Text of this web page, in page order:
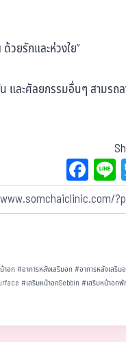
วยรักและห่วงใย”
และศัลยกรรมอื่นๆ สามรถ
Fa
ce
bo
าอก#อาการหลังเสริมอก#อาการหลังเสริม
#เสริมหน้าอกSebbin #เสริมหน้าอก